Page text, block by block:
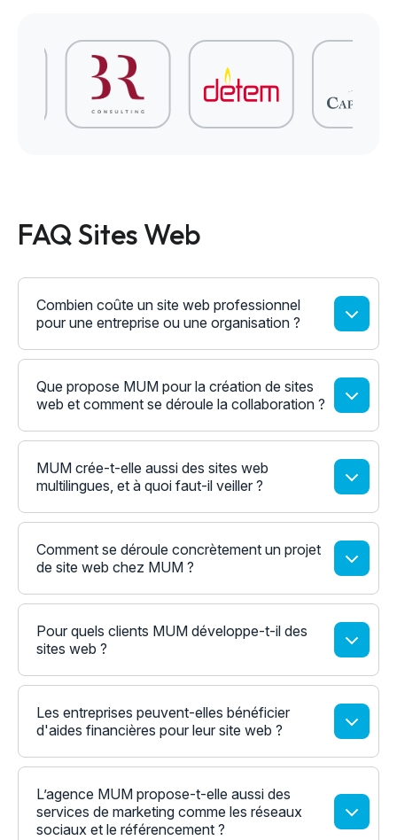
FAQ Sites Web
Combien coûte un site web professionnel
pour une entreprise ou une organisation ?
Que propose MUM pour la création de sites
web et comment se déroule la collaboration ?
MUM crée-t-elle aussi des sites web
multilingues, et à quoi faut-il veiller ?
Comment se déroule concrètement un projet
de site web chez MUM ?
Pour quels clients MUM développe-t-il des
sites web ?
Les entreprises peuvent-elles bénéficier
d'aides financières pour leur site web ?
L’agence MUM propose-t-elle aussi des
services de marketing comme les réseaux
sociaux et le référencement ?